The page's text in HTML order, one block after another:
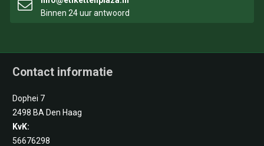
Binnen 24 uur antwoord
Contact informatie
Dophei 7
2498 BA Den Haag
KvK:
56676298